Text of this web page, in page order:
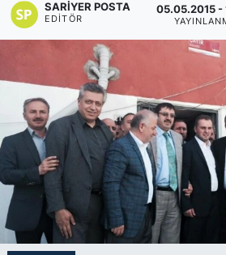
SARIYER POSTA
EDITÖR
05.05.2015 -
KÖŞE YAZILARI (Arşiv)
KÜLTÜR SANAT
MAGAZİN
RÖPORTAJ
SAĞLIK